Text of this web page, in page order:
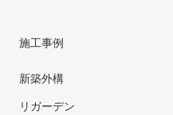
施工事例
新築外構
リガーデン